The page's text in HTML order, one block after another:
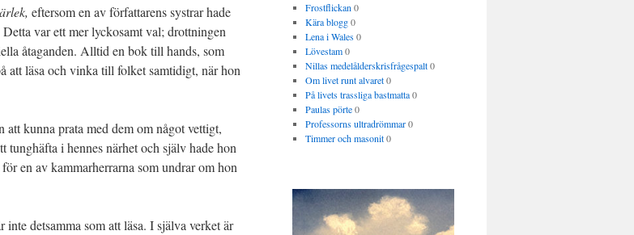
eftersom en av författarens systrar hade
var ett mer lyckosamt val; drottningen
åtaganden. Alltid en bok till hands, som
att läsa och vinka till folket samtidigt, när hon
kunna prata med dem om något vettigt,
i hennes närhet och själv hade hon
en av kammarherrarna som undrar om hon
detsamma som att läsa. I själva verket är
Frostflickan 0
Kära blogg0
Lena i Wales0
Lövestam0
Nillas medelålderskrisfrågespalt0
Om livet runt alvaret0
På livets trassliga bastmatta0
Paulas pörte0
Professorns ultradrömmar0
Timmer och masonit0